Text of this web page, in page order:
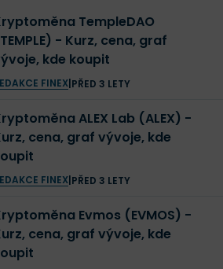
TempleDAO
- Kurz, cena, graf
kde koupit
FINEX| PŘED 3 LETY
ALEX Lab (ALEX) -
cena, graf vývoje, kde
FINEX| PŘED 3 LETY
Evmos (EVMOS) -
cena, graf vývoje, kde